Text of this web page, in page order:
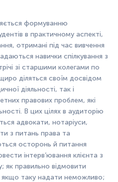
формуванню
в практичному аспекті,
отримані під час вивчення
навички спілкування з
зі старшими колегами по
діляться своїм досвідом
діяльності, так і
правових проблем, які
В цих цілях в аудиторію
адвокати, нотаріуси,
з питань права та
осторонь й питання
інтерв’ювання клієнта з
як правильно відмовити
якщо таку надати неможливо;